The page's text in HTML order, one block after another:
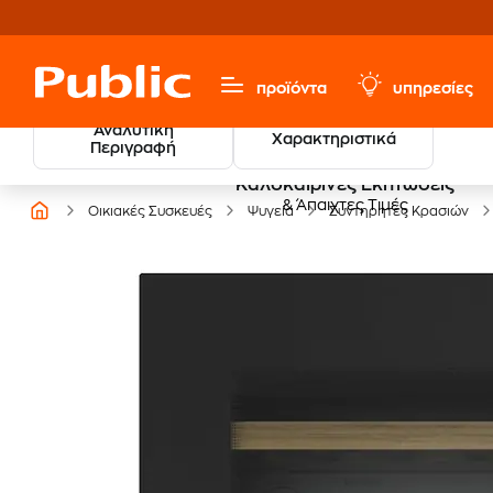
προϊόντα υπηρεσίες
Αναλυτική
Περιγραφή
Χαρακτηριστικά
Καλοκαιρινές Εκπτώσεις
& Άπαιχτες Τιμές
Οικιακές Συσκευές Ψυγεία Συντηρητές Κρασιών